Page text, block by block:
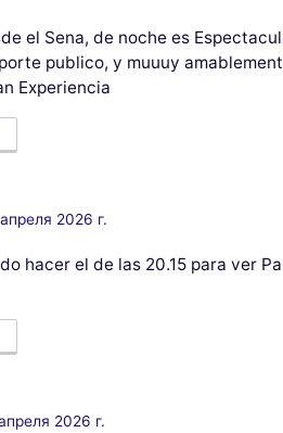
el Sena, de noche es
publico, y muuuy
Experiencia
2026 г.
hacer el de las 20.15 para ver
2026 г.